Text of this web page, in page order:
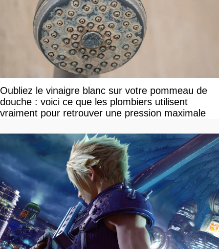
Oubliez le vinaigre blanc sur votre pommeau de
douche : voici ce que les plombiers utilisent
vraiment pour retrouver une pression maximale